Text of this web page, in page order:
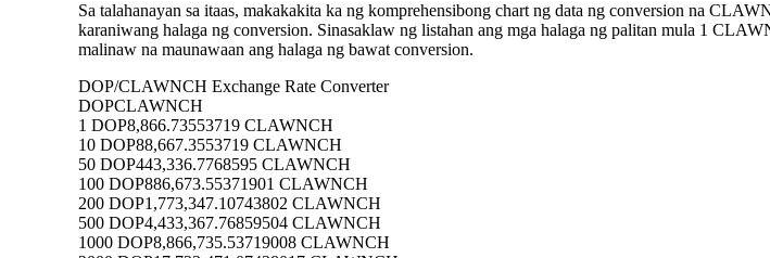
Sa talahanayan sa itaas, makakakita ka ng komprehensibong chart ng data ng conversion na
karaniwang halaga ng conversion. Sinasaklaw ng listahan ang mga halaga ng palitan mula 1
malinaw na maunawaan ang halaga ng bawat conversion.
DOP/CLAWNCH Exchange Rate Converter
DOPCLAWNCH
1 DOP8,866.73553719 CLAWNCH
10 DOP88,667.3553719 CLAWNCH
50 DOP443,336.7768595 CLAWNCH
100 DOP886,673.55371901 CLAWNCH
200 DOP1,773,347.10743802 CLAWNCH
500 DOP4,433,367.76859504 CLAWNCH
1000 DOP8,866,735.53719008 CLAWNCH